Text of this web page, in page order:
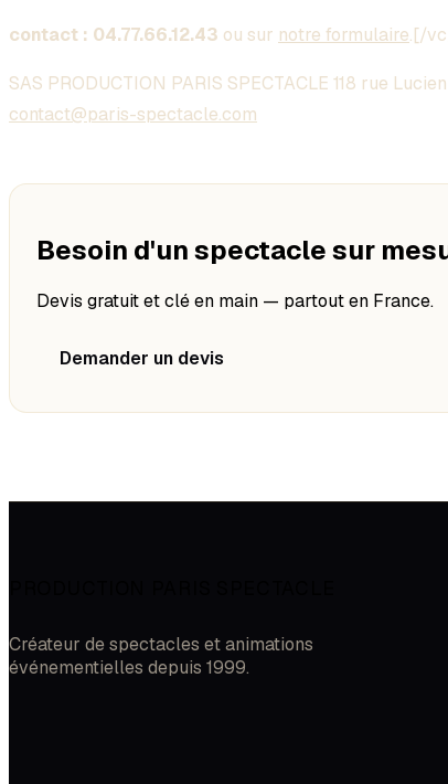
contact : 04.77.66.12.43 ou sur notre formulaire.[/
SAS PRODUCTION PARIS SPECTACLE 118 rue
contact@paris-spectacle.com
Besoin d'un spectacle sur
Devis gratuit et clé en main — partout en France.
Demander un devis
Créateur de spectacles et animations
événementielles depuis 1999.